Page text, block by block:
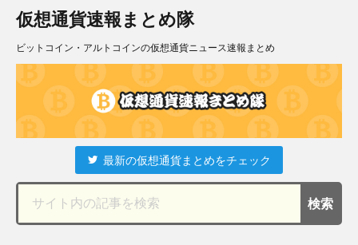
仮想通貨速報まとめ隊
ビットコイン・アルトコインの仮想通貨ニュース速報まとめ
最新の仮想通貨まとめをチェック